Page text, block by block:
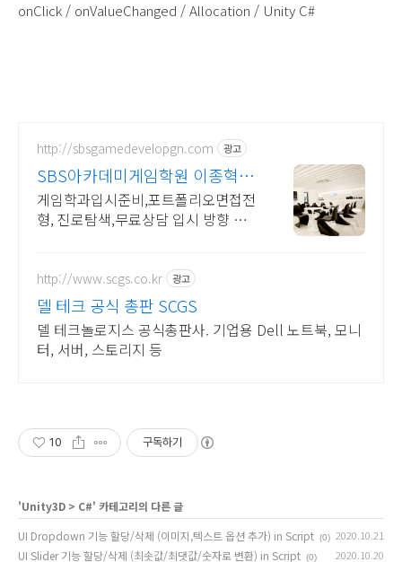
onClick / onValueChanged / Allocation / Unity C#
http://sbsgamedevelopgn.com 광고
SBS아카데미게임학원 이종혁 전
형별 준비 전략
게임학과입시준비,포트폴리오면접전
형, 진로탐색,무료상담 입시 방향 틀
http://www.scgs.co.kr 광고
델 테크 공식 총판 SCGS
델 테크놀로지스 공식총판사. 기업용 Dell 노트북, 모니
터, 서버, 스토리지 등
10 구독하기
'Unity3D > C#' 카테고리의 다른 글
UI Dropdown 기능 할당/삭제 (이미지,텍스트 옵션 추가) in Script (0) 2020.10.21
UI Slider 기능 할당/삭제 (최솟값/최댓값/숫자로 변환) in Script (0) 2020.10.20